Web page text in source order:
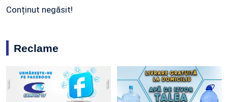
Conținut negăsit!
Reclame